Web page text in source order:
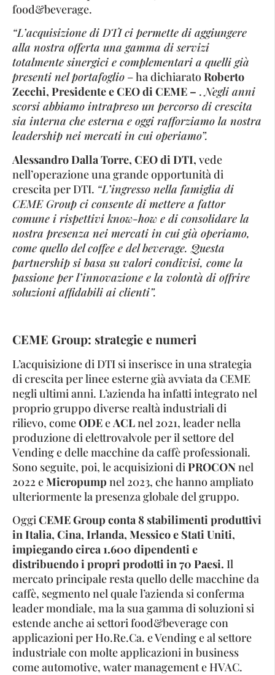
food&beverage.
“L’acquisizione di DTI ci permette di aggiungere
alla nostra offerta una gamma di servizi
totalmente sinergici e complementari a quelli già
presenti nel portafoglio – ha dichiaratoRoberto
Zecchi, Presidente e CEO di CEME – .Negli anni
scorsi abbiamo intrapreso un percorso di crescita
sia interna che esterna e oggi rafforziamo la nostra
leadership nei mercati in cui operiamo”.
Alessandro Dalla Torre, CEO di DTI, vede
nell’operazione una grande opportunità di
crescita per DTI. “L’ingresso nella famiglia di
CEME Group ci consente di mettere a fattor
comune i rispettivi know-how e di consolidare la
nostra presenza nei mercati in cui già operiamo,
come quello del coffee e del beverage. Questa
partnership si basa su valori condivisi, come la
passione per l’innovazione e la volontà di offrire
soluzioni affidabili ai clienti”.
CEME Group: strategie e numeri
L’acquisizione di DTI si inserisce in una strategia
di crescita per linee esterne già avviata da CEME
negli ultimi anni. L’azienda ha infatti integrato nel
proprio gruppo diverse realtà industriali di
rilievo, comeODEe ACLnel 2021, leader nella
produzione di elettrovalvole per il settore del
Vending e delle macchine da caffè professionali.
Sono seguite, poi, le acquisizioni di PROCONnel
2022 eMicropump nel 2023, che hanno ampliato
ulteriormente la presenza globale del gruppo.
OggiCEME Group conta 8 stabilimenti produttivi
in Italia, Cina, Irlanda, Messico e Stati Uniti,
impiegando circa 1.600 dipendenti e
distribuendo i propri prodotti in 70 Paesi. Il
mercato principale resta quello delle macchine da
caffè, segmento nel quale l’azienda si conferma
leader mondiale, ma la sua gamma di soluzioni si
estende anche ai settori food&beverage con
applicazioni per Ho.Re.Ca. e Vending e al settore
industriale con molte applicazioni in business
come automotive, water management e HVAC.